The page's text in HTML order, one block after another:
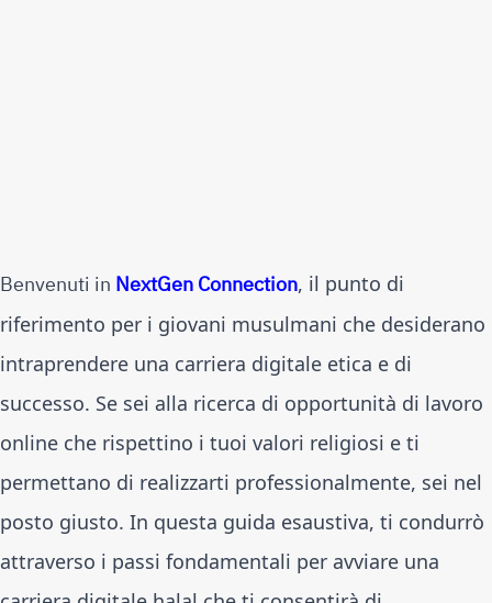
Benvenuti in NextGen Connection, il punto di
riferimento per i giovani musulmani che desiderano
intraprendere una carriera digitale etica e di
successo. Se sei alla ricerca di opportunità di lavoro
online che rispettino i tuoi valori religiosi e ti
permettano di realizzarti professionalmente, sei nel
posto giusto. In questa guida esaustiva, ti condurrò
attraverso i passi fondamentali per avviare una